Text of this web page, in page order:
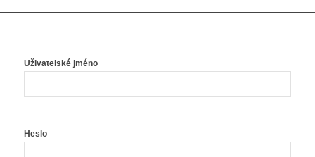
Uživatelské jméno
Heslo